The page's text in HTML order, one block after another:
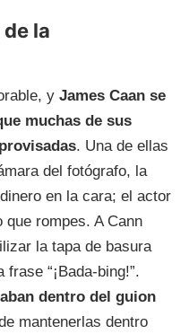
la
y James Caan se
muchas de sus
. Una de ellas
del fotógrafo, la
en la cara; el actor
rompes. A Cann
la tapa de basura
“¡Bada-bing!”.
dentro del guion
mantenerlas dentro